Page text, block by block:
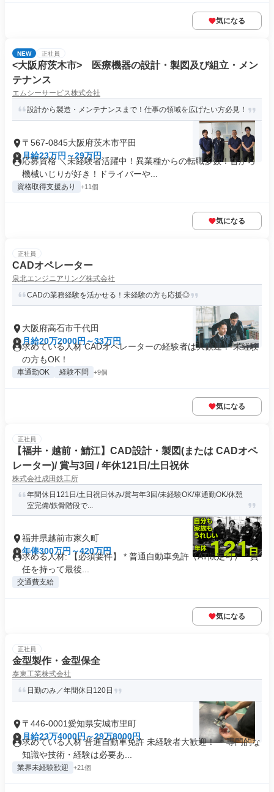
気になる
NEW 正社員
<大阪府茨木市> 医療機器の設計・製図及び組立・メン
テナンス
エムシーサービス株式会社
設計から製造・メンテナンスまで！仕事の領域を広げたい方必見！
〒567-0845大阪府茨木市平田
月給23万円～29万円
応募資格 ＼未経験者活躍中！異業種からの転職多数！昔から
機械いじりが好き！ドライバーや...
資格取得支援あり +11個
気になる
正社員
CADオペレーター
泉北エンジニアリング株式会社
CADの業務経験を活かせる！未経験の方も応援◎
大阪府高石市千代田
月給20万2000円～33万円
求めている人材 CADオペレーターの経験者は大歓迎！ 未経験
の方もOK！
車通勤OK 経験不問 +9個
気になる
正社員
【福井・越前・鯖江】CAD設計・製図(または CADオペ
レーター)/ 賞与3回 / 年休121日/土日祝休
株式会社成田鉄工所
年間休日121日/土日祝日休み/賞与年3回/未経験OK/車通勤OK/休憩
室完備/鉄骨階段で...
福井県越前市家久町
年俸300万円～420万円
求める人材: 【必須要件】 * 普通自動車免許（AT限定可） * 責
任を持って最後...
交通費支給
気になる
正社員
金型製作・金型保全
泰東工業株式会社
日勤のみ／年間休日120日
〒446-0001愛知県安城市里町
月給23万4000円～29万8000円
求めている人材 普通自動車免許 未経験者大歓迎！ ＊専門的な
知識や技術・経験は必要あ...
業界未経験歓迎 +21個